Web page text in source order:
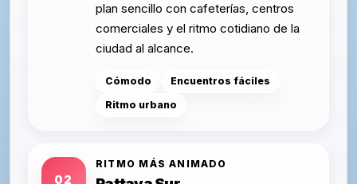
plan sencillo con cafeterías, centros
comerciales y el ritmo cotidiano de la
ciudad al alcance.
Cómodo
Encuentros fáciles
Ritmo urbano
02
RITMO MÁS ANIMADO